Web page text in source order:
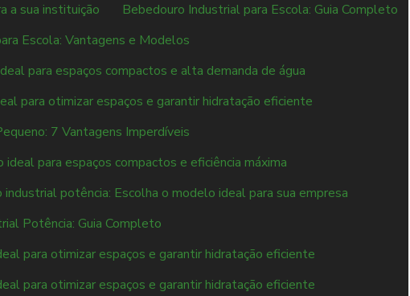
a sua instituição
Bebedouro Industrial para Escola: Guia Completo
Escola: Vantagens e Modelos
para espaços compactos e alta demanda de água
para otimizar espaços e garantir hidratação eficiente
7 Vantagens Imperdíveis
para espaços compactos e eficiência máxima
industrial potência: Escolha o modelo ideal para sua empresa
Potência: Guia Completo
para otimizar espaços e garantir hidratação eficiente
para otimizar espaços e garantir hidratação eficiente